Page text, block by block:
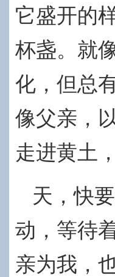
它盛开的
杯盏。就
化，但总
像父亲，
走进黄土
天，快
动，等待
亲为我，